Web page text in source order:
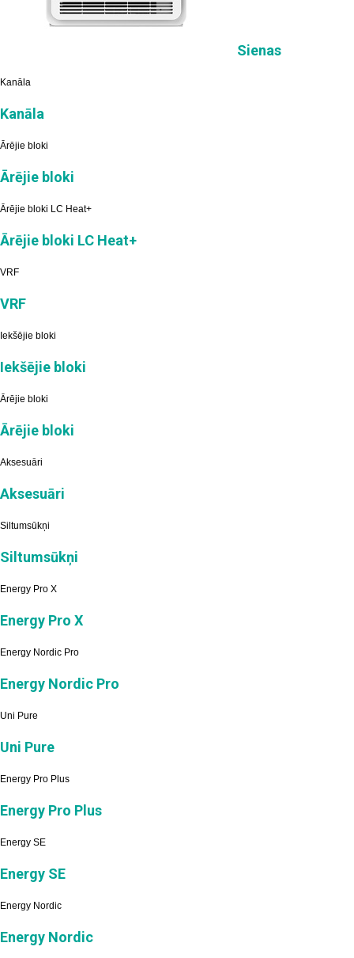
Sienas
Kanāla
Kanāla
Ārējie bloki
Ārējie bloki
Ārējie bloki LC Heat+
Ārējie bloki LC Heat+
VRF
VRF
Iekšējie bloki
Iekšējie bloki
Ārējie bloki
Ārējie bloki
Aksesuāri
Aksesuāri
Siltumsūkņi
Siltumsūkņi
Energy Pro X
Energy Pro X
Energy Nordic Pro
Energy Nordic Pro
Uni Pure
Uni Pure
Energy Pro Plus
Energy Pro Plus
Energy SE
Energy SE
Energy Nordic
Energy Nordic